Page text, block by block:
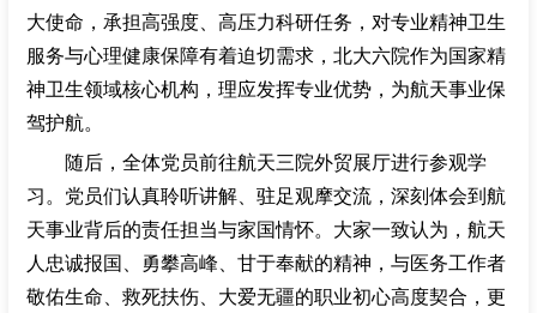
大使命，承担高强度、高压力科研任务，对专业精神卫生
服务与心理健康保障有着迫切需求，北大六院作为国家精
神卫生领域核心机构，理应发挥专业优势，为航天事业保
驾护航。
随后，全体党员前往航天三院外贸展厅进行参观学
习。党员们认真聆听讲解、驻足观摩交流，深刻体会到航
天事业背后的责任担当与家国情怀。大家一致认为，航天
人忠诚报国、勇攀高峰、甘于奉献的精神，与医务工作者
敬佑生命、救死扶伤、大爱无疆的职业初心高度契合，更